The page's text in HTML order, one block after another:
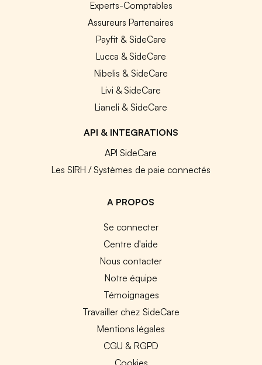
Experts-Comptables
Assureurs Partenaires
Payfit & SideCare
Lucca & SideCare
Nibelis & SideCare
Livi & SideCare
Lianeli & SideCare
API & INTEGRATIONS
API SideCare
Les SIRH / Systèmes de paie connectés
A PROPOS
Se connecter
Centre d'aide
Nous contacter
Notre équipe
Témoignages
Travailler chez SideCare
Mentions légales
CGU & RGPD
Cookies